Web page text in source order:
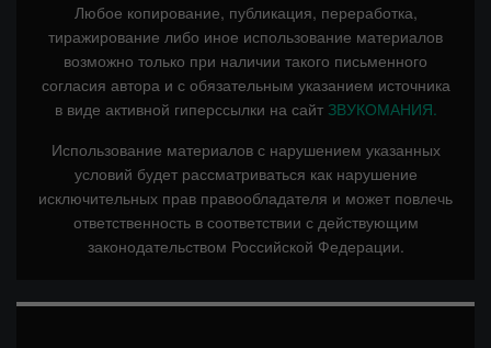
Любое копирование, публикация, переработка,
тиражирование либо иное использование материалов
возможно только при наличии такого письменного
согласия автора и с обязательным указанием источника
в виде активной гиперссылки на сайт ЗВУКОМАНИЯ.
Использование материалов с нарушением указанных
условий будет рассматриваться как нарушение
исключительных прав правообладателя и может повлечь
ответственность в соответствии с действующим
законодательством Российской Федерации.